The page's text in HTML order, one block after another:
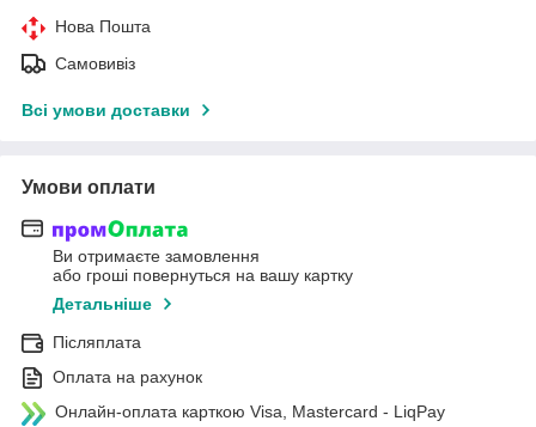
Нова Пошта
Самовивіз
Всі умови доставки
Умови оплати
Ви отримаєте замовлення
або гроші повернуться на вашу картку
Детальніше
Післяплата
Оплата на рахунок
Онлайн-оплата карткою Visa, Mastercard - LiqPay